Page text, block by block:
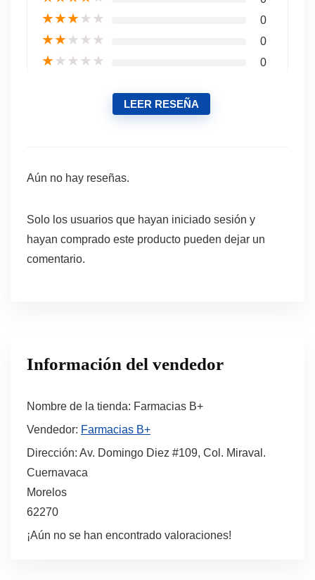
★★★★★ 0
★★★★★ 0
★★★★★ 0
LEER RESEÑA
Aún no hay reseñas.
Solo los usuarios que hayan iniciado sesión y
hayan comprado este producto pueden dejar un
comentario.
Información del vendedor
Nombre de la tienda: Farmacias B+
Vendedor: Farmacias B+
Dirección: Av. Domingo Diez #109, Col. Miraval.
Cuernavaca
Morelos
62270
¡Aún no se han encontrado valoraciones!